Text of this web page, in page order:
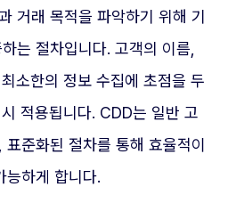
거래 목적을 파악하기 위해 기
는 절차입니다. 고객의 이름,
소한의 정보 수집에 초점을 두
적용됩니다. CDD는 일반 고
준화된 절차를 통해 효율적이
능하게 합니다.